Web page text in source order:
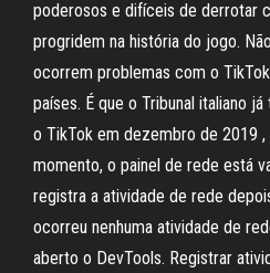
poderosos e difíceis de derrotar
progridem na história do jogo.
ocorrem problemas com o
países. É que o Tribunal italiano
o TikTok em dezembro de 2019 ,
momento, o painel de rede está
registra a atividade de rede
ocorreu nenhuma atividade de
aberto o DevTools. Registrar